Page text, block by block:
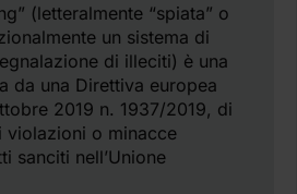
(letteralmente “spiata” o
un sistema di
di illeciti) è una
da una Direttiva europea
2019 n. 1937/2019, di
violazioni o minacce
sanciti nell’Unione